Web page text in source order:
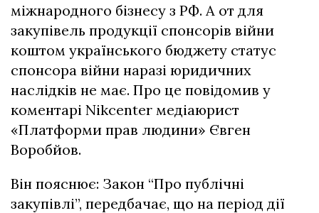
міжнародного бізнесу з РФ. А от для
закупівель продукції спонсорів війни
коштом українського бюджету статус
спонсора війни наразі юридичних
наслідків не має. Про це повідомив у
коментарі Nikcenter медіаюрист
«Платформи прав людини» Євген
Воробйов.
Він пояснює: Закон “Про публічні
закупівлі”, передбачає, що на період дії